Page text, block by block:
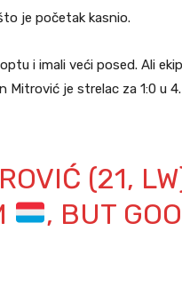
je početak kasnio.
i imali veći posed. Ali
Mitrović je strelac za 1:0 u
(21,
, BUT